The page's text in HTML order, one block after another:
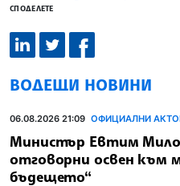
СПОДЕЛЕТЕ
ВОДЕЩИ НОВИНИ
06.08.2026 21:09 ОФИЦИАЛНИ
Министър Евтим
отговорни освен към
бъдещето“